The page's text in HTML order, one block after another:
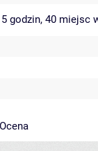
godzin, 40 miejsc